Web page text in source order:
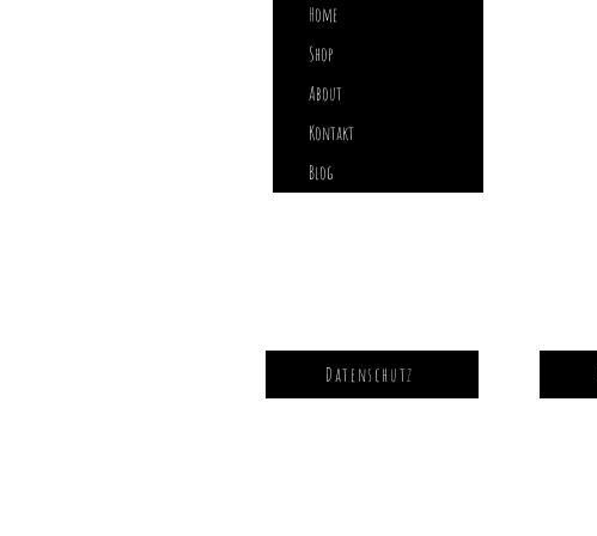
Home
Shop
About
Kontakt
Blog
Datenschutz